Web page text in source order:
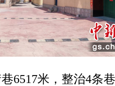
米，整治4条